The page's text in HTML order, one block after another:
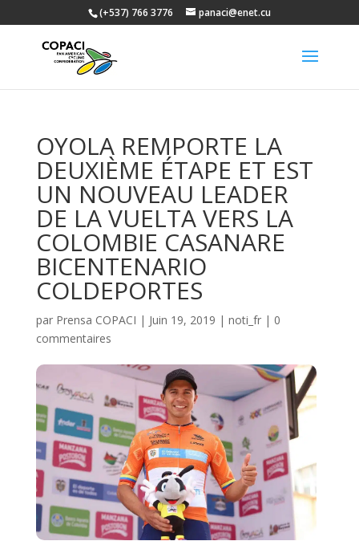
(+537) 766 3776 panaci@enet.cu
OYOLA REMPORTE LA
DEUXIÈME ÉTAPE ET EST
UN NOUVEAU LEADER
DE LA VUELTA VERS LA
COLOMBIE CASANARE
BICENTENARIO
COLDEPORTES
par Prensa COPACI | Juin 19, 2019 | noti_fr| 0
commentaires